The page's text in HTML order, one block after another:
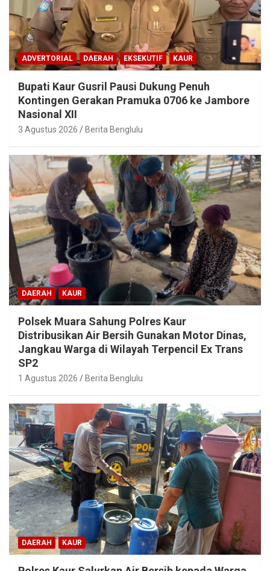
ADVERTORIAL DAERAH EKSEKUTIF KAUR
Bupati Kaur Gusril Pausi Dukung Penuh
Kontingen Gerakan Pramuka 0706 ke Jambore
Nasional XII
3 Agustus 2026 Berita Benglulu
DAERAH KAUR
Polsek Muara Sahung Polres Kaur
Distribusikan Air Bersih Gunakan Motor Dinas,
Jangkau Warga di Wilayah Terpencil Ex Trans
SP2
1 Agustus 2026 Berita Benglulu
DAERAH KAUR